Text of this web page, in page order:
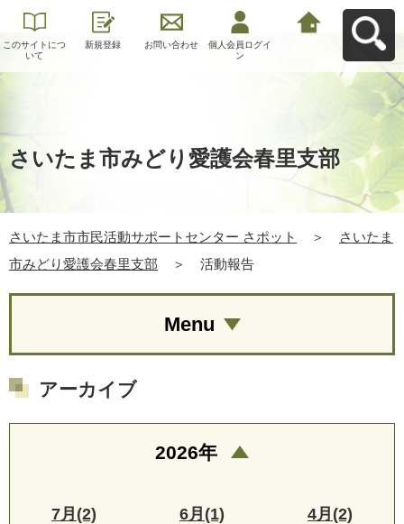
このサイトにつ
いて
新規登録 お問い合わせ
個人会員ログイ
ン
さいたま市みどり愛護会春里支部
さいたま市市民活動サポートセンター さポット ＞
さいたま
市みどり愛護会春里支部
＞ 活動報告
Menu
アーカイブ
2026年
7月(2) 6月(1) 4月(2)